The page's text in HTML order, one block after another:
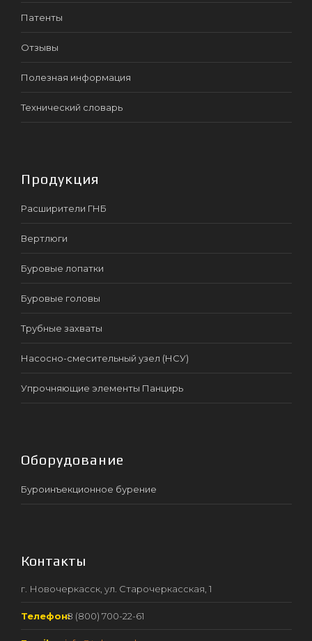
Патенты
Отзывы
Полезная информация
Технический словарь
Продукция
Расширители ГНБ
Вертлюги
Буровые лопатки
Буровые головы
Трубные захваты
Насосно-смесительный узел (НСУ)
Упрочняющие элементы Панцирь
Оборудование
Буроинъекционное бурение
Контакты
г. Новочеркасск, ул. Старочеркасская, 1
Телефон:8 (800) 700-22-61